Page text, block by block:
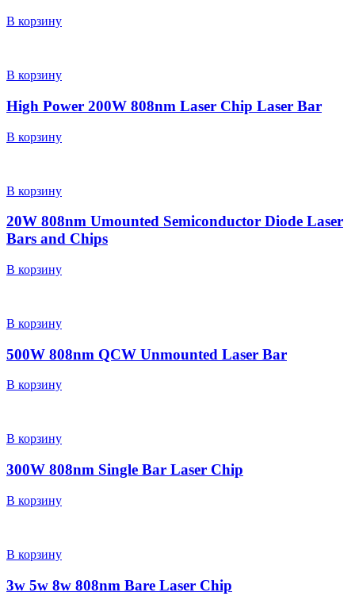
В корзину
В корзину
High Power 200W 808nm Laser Chip Laser Bar
В корзину
В корзину
20W 808nm Umounted Semiconductor Diode Laser
Bars and Chips
В корзину
В корзину
500W 808nm QCW Unmounted Laser Bar
В корзину
В корзину
300W 808nm Single Bar Laser Chip
В корзину
В корзину
3w 5w 8w 808nm Bare Laser Chip